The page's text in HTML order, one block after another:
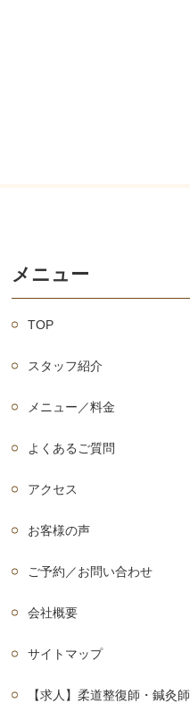
メニュー
TOP
スタッフ紹介
メニュー／料金
よくあるご質問
アクセス
お客様の声
ご予約／お問い合わせ
会社概要
サイトマップ
【求人】柔道整復師・鍼灸師